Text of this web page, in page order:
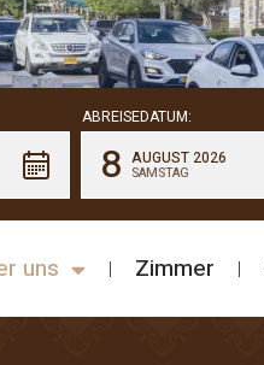
ABREISEDATUM:
8 AUGUST 2026
SAMSTAG
uns Zimmer